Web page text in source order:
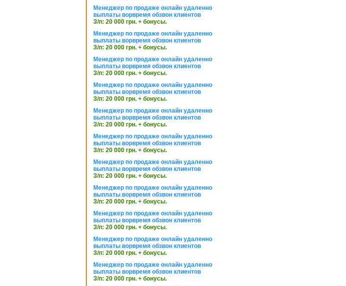
Менеджер по продаже онлайн удаленно
выплаты ворвремя обзвон клиентов
З/п: 20 000 грн. + бонусы.
Менеджер по продаже онлайн удаленно
выплаты ворвремя обзвон клиентов
З/п: 20 000 грн. + бонусы.
Менеджер по продаже онлайн удаленно
выплаты ворвремя обзвон клиентов
З/п: 20 000 грн. + бонусы.
Менеджер по продаже онлайн удаленно
выплаты ворвремя обзвон клиентов
З/п: 20 000 грн. + бонусы.
Менеджер по продаже онлайн удаленно
выплаты ворвремя обзвон клиентов
З/п: 20 000 грн. + бонусы.
Менеджер по продаже онлайн удаленно
выплаты ворвремя обзвон клиентов
З/п: 20 000 грн. + бонусы.
Менеджер по продаже онлайн удаленно
выплаты ворвремя обзвон клиентов
З/п: 20 000 грн. + бонусы.
Менеджер по продаже онлайн удаленно
выплаты ворвремя обзвон клиентов
З/п: 20 000 грн. + бонусы.
Менеджер по продаже онлайн удаленно
выплаты ворвремя обзвон клиентов
З/п: 20 000 грн. + бонусы.
Менеджер по продаже онлайн удаленно
выплаты ворвремя обзвон клиентов
З/п: 20 000 грн. + бонусы.
Менеджер по продаже онлайн удаленно
выплаты ворвремя обзвон клиентов
З/п: 20 000 грн. + бонусы.